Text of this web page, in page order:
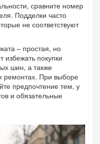
сравните номер
Подделки часто
не соответствуют
– простая, но
покупки
шин, а также
ремонтах. При выборе
предпочтение тем, у
и обязательные